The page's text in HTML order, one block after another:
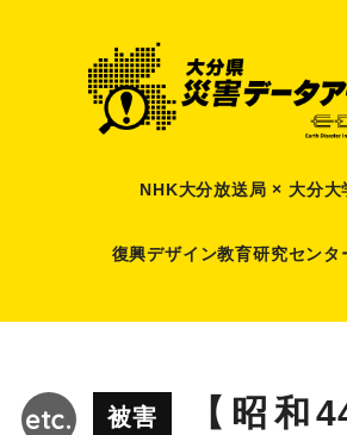
NHK大分放送局 × 大分大
復興デザイン教育研究センタ
被害
【昭和